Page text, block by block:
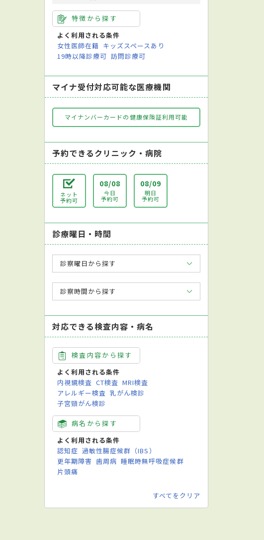
特徴から探す
よく利用される条件
女性医師在籍 キッズスペースあり
19時以降診療可 訪問診療可
マイナ受付対応可能な医療機関
マイナンバーカードの健康保険証利用可能
予約できるクリニック・病院
ネット
予約可
08/08
今日
予約可
08/09
明日
予約可
診療曜日・時間
診察曜日から探す
診察時間から探す
対応できる検査内容・病名
検査内容から探す
よく利用される条件
内視鏡検査 CT検査 MRI検査
アレルギー検査 乳がん検診
子宮頸がん検診
病名から探す
よく利用される条件
認知症 過敏性腸症候群（IBS）
更年期障害 歯周病 睡眠時無呼吸症候群
片頭痛
すべてをクリア